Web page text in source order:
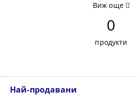
Виж още
0
продукти
Най-продавани